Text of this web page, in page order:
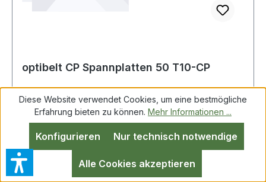
optibelt CP Spannplatten 50 T10-CP
optibelt CP Spannplatten 50 T10-CP
Diese Website verwendet Cookies, um eine bestmögliche
Erfahrung bieten zu können. Mehr Informationen ...
Nur technisch notwendige
Konfigurieren
Alle Cookies akzeptieren